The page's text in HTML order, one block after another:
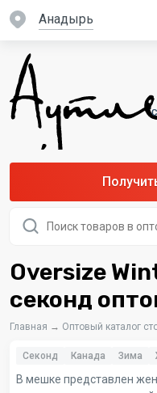
Анадырь
товаров
Oversize
секонд
Главная → Оптовый каталог
Секонд Канада Зима
В мешке представлен